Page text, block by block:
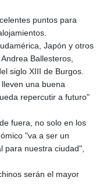
puntos para
Japón y otros
Ballesteros,
siglo XIII de Burgos.
una buena
repercutir a futuro"
fuera, no solo en los
"va a ser un
para nuestra ciudad",
serán el mayor